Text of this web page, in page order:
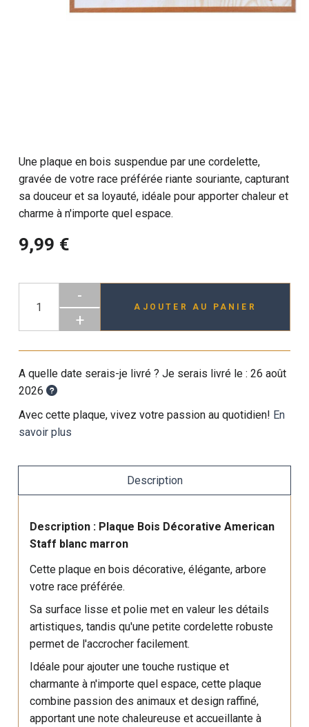
Une plaque en bois suspendue par une cordelette,
gravée de votre race préférée riante souriante, capturant
sa douceur et sa loyauté, idéale pour apporter chaleur et
charme à n'importe quel espace.
9,99 €
-
+
AJOUTER AU PANIER
A quelle date serais-je livré ? Je serais livré le :26 août
2026
Avec cette plaque, vivez votre passion au quotidien! En
savoir plus
Description
Description : Plaque Bois Décorative American
Staff blanc marron
Cette plaque en bois décorative, élégante, arbore
votre race préférée.
Sa surface lisse et polie met en valeur les détails
artistiques, tandis qu'une petite cordelette robuste
permet de l'accrocher facilement.
Idéale pour ajouter une touche rustique et
charmante à n'importe quel espace, cette plaque
combine passion des animaux et design raffiné,
apportant une note chaleureuse et accueillante à